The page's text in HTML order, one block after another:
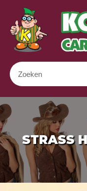
STRASS